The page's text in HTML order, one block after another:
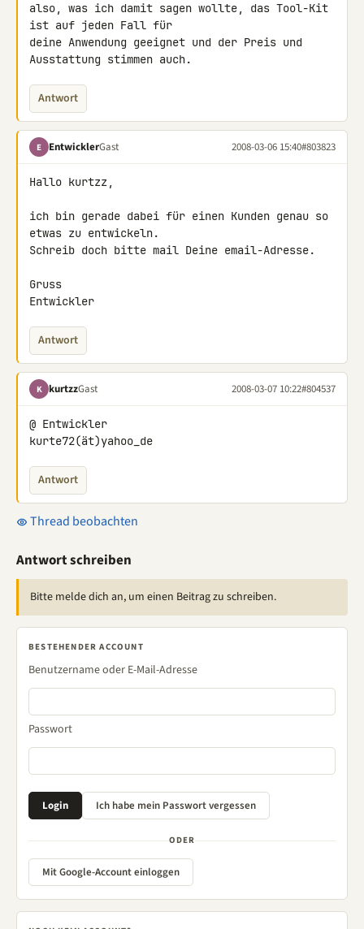
also, was ich damit sagen wollte, das Tool-Kit
ist auf jeden Fall für
deine Anwendung geeignet und der Preis und
Ausstattung stimmen auch.
Antwort
E EntwicklerGast 2008-03-06 15:40#803823
Hallo kurtzz,
ich bin gerade dabei für einen Kunden genau so
etwas zu entwickeln.
Schreib doch bitte mail Deine email-Adresse.
Gruss
Entwickler
Antwort
K kurtzzGast 2008-03-07 10:22#804537
@ Entwickler
kurte72(ät)yahoo_de
Antwort
Thread beobachten
Antwort schreiben
Bitte melde dich an, um einen Beitrag zu schreiben.
BESTEHENDER ACCOUNT
Benutzername oder E-Mail-Adresse
Passwort
ODER
Mit Google-Account einloggen